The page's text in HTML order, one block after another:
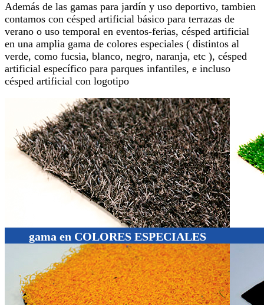
Además de las gamas para jardín y uso deportivo, tambien
contamos con césped artificial básico para terrazas de
verano o uso temporal en eventos-ferias, césped artificial
en una amplia gama de colores especiales ( distintos al
verde, como fucsia, blanco, negro, naranja, etc ), césped
artificial específico para parques infantiles, e incluso
césped artificial con logotipo
gama en COLORES ESPECIALES